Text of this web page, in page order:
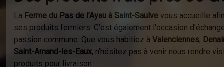
La Ferme du Pas de l’Ayau à Saint-Saulve vous accueille
ses produits fermiers. C’est également l'occasion
passion commune. Que vous habitiez à Valenciennes,
Saint-Amand-les-Eaux, n’hésitez pas à venir nous rendre
produits pour livraison :